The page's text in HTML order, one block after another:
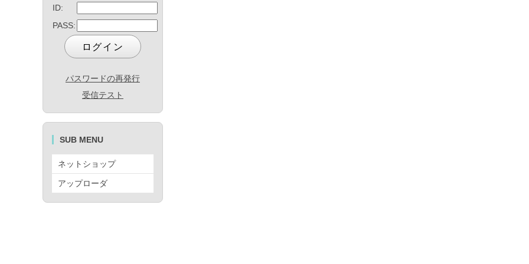
ID:
PASS:
パスワードの再発行
受信テスト
SUB MENU
ネットショップ
アップローダ